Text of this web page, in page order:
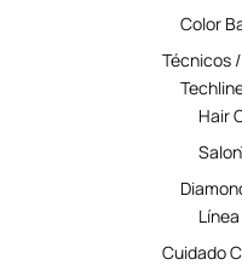
Color
Técnicos
Hair
Cuidado